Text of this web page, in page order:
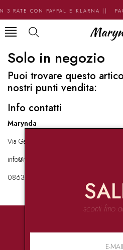
3 RATE CON PAYPAL E KLARNA ||
Solo in negozio
Puoi trovare questo
nostri punti vendita:
Info contatti
Marynda
Via Garibaldi 136 67051 Avezzano
info@marynda.com
08631871946
sconti fino